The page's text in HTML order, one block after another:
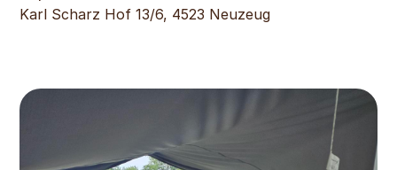
Karl Scharz Hof 13/6, 4523 Neuzeug